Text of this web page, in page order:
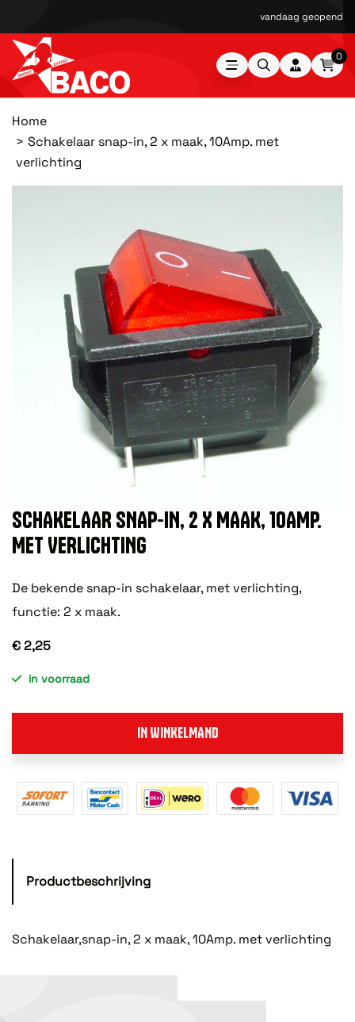
vandaag geopend
0
Home
Schakelaar snap-in, 2 x maak, 10Amp. met
verlichting
SCHAKELAAR SNAP-IN, 2 X MAAK, 10AMP.
MET VERLICHTING
De bekende snap-in schakelaar, met verlichting,
functie: 2 x maak.
€ 2,25
in voorraad
IN WINKELMAND
Productbeschrijving
Schakelaar,snap-in, 2 x maak, 10Amp. met verlichting